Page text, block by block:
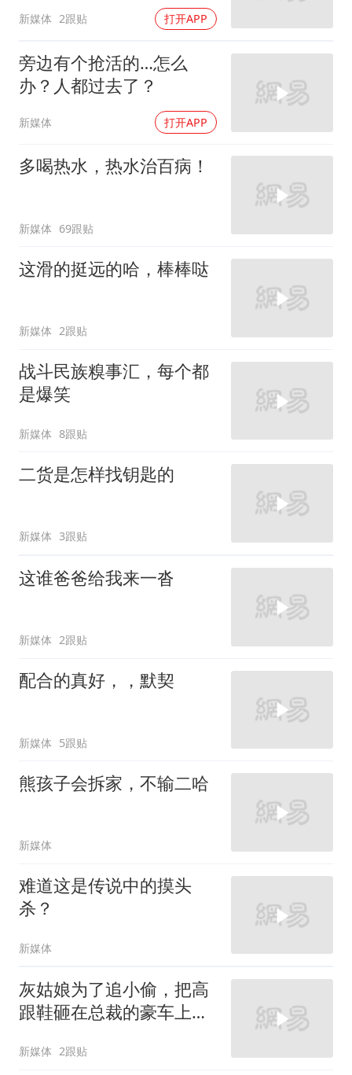
新媒体 2跟贴 打开APP
旁边有个抢活的…怎么
办？人都过去了？
新媒体 打开APP
多喝热水，热水治百病！
新媒体 69跟贴
这滑的挺远的哈，棒棒哒
新媒体 2跟贴
战斗民族糗事汇，每个都
是爆笑
新媒体 8跟贴
二货是怎样找钥匙的
新媒体 3跟贴
这谁爸爸给我来一沓
新媒体 2跟贴
配合的真好，，默契
新媒体 5跟贴
熊孩子会拆家，不输二哈
新媒体
难道这是传说中的摸头
杀？
新媒体
灰姑娘为了追小偷，把高
跟鞋砸在总裁的豪车上，
新媒体 2跟贴